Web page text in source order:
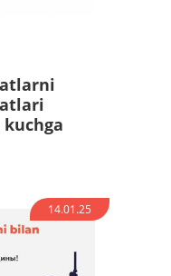
kuchga
14.01.25